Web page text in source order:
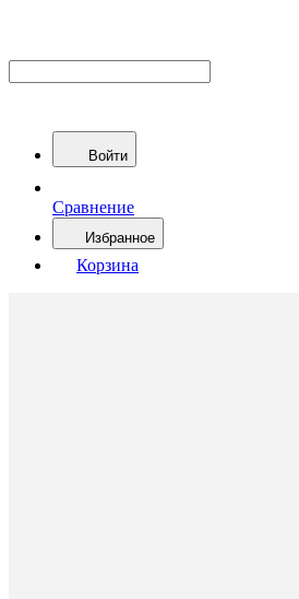
Войти
Сравнение
Избранное
Корзина